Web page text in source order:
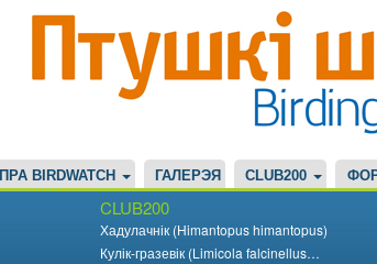
ПРА BIRDWATCH ГАЛЕРЭЯ CLUB200
CLUB200
Хадулачнік (Himantopus himantopus)
Кулік-гразевік (Limicola falcinellus…